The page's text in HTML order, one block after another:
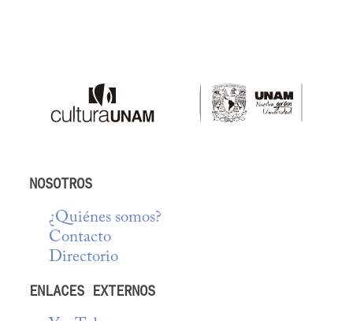
NOSOTROS
¿Quiénes somos?
Contacto
Directorio
ENLACES EXTERNOS